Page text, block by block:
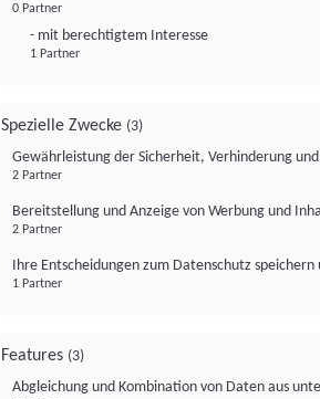
0 Partner
- mit berechtigtem Interesse
1 Partner
Spezielle Zwecke (3)
Gewährleistung der Sicherheit, Verhinderung
2 Partner
Bereitstellung und Anzeige von Werbung und
2 Partner
Ihre Entscheidungen zum Datenschutz
1 Partner
Features (3)
Abgleichung und Kombination von Daten aus